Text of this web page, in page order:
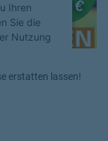
Ihren
Sie die
Nutzung
erstatten lassen!